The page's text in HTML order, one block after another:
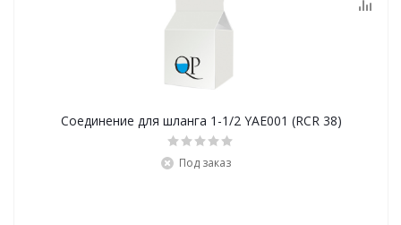
Соединение для шланга 1-1/2 YAE001 (RCR 38)
Под заказ